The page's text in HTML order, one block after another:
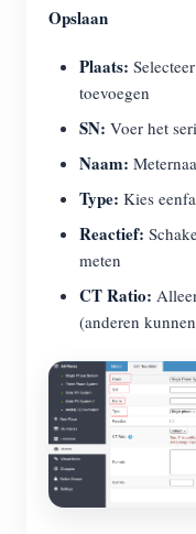
Opslaan
Plaats:
toevoegen
SN: Voer het
Naam:
Type: Kies
Reactief:
meten
CT Ratio:
(anderen